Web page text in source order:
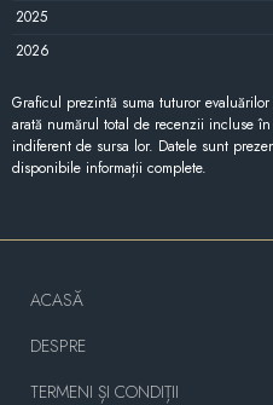
2025
2026
Graficul prezintă suma tuturor
arată numărul total de recenzii incluse
indiferent de sursa lor. Datele sunt
disponibile informații complete.
ACASĂ
DESPRE
TERMENI ȘI CONDIȚII